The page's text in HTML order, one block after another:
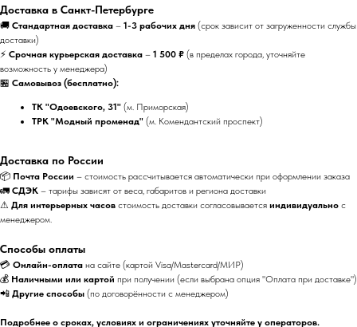
Доставка в Санкт-Петербурге
🚚 Стандартная доставка – 1-3 рабочих дня (срок зависит от загруженности службы
доставки)
⚡ Срочная курьерская доставка – 1 500 ₽ (в пределах города, уточняйте
возможность у менеджера)
🏪 Самовывоз (бесплатно):
ТК "Одоевского, 31" (м. Приморская)
ТРК "Модный променад" (м. Комендантский проспект)
Доставка по России
📦 Почта России – стоимость рассчитывается автоматически при оформлении заказа
🚛 СДЭК – тарифы зависят от веса, габаритов и региона доставки
⚠ Для интерьерных часов стоимость доставки согласовывается индивидуально с
менеджером.
Способы оплаты
💳 Онлайн-оплата на сайте (картой Visa/Mastercard/МИР)
💰 Наличными или картой при получении (если выбрана опция "Оплата при доставке")
📲 Другие способы (по договорённости с менеджером)
Подробнее о сроках, условиях и ограничениях уточняйте у операторов.